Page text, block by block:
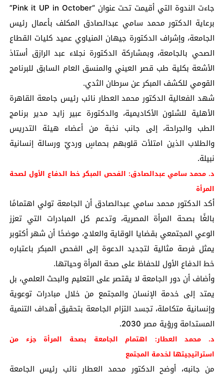
جاءت الندوة التي أقيمت تحت عنوان “Pink it UP in October”
برعاية الدكتور محمد سامي عبدالصادق المكلف بأعمال رئيس
الجامعة، وإشراف الدكتورة جيهان المنياوي عميد كليات القطاع
الصحي بالجامعة، وبمشاركة الدكتورة نجلاء عبد الرازق أستاذ
الأشعة بكلية طب قصر العيني والمنسق العام السابق للبرنامج
القومي للكشف المبكر عن سرطان الثدي.
شهد الفعالية الدكتور محمد العطار نائب رئيس جامعة القاهرة
الأهلية للشئون الأكاديمية، والدكتورة عبير زايد مدير برنامج
الطب والجراحة، إلى جانب نخبة من أعضاء هيئة التدريس
والطلاب الذين امتلأت قلوبهم بحماسٍ ورديّ ورسالة إنسانية
نبيلة.
د. محمد سامي عبدالصادق: الفحص المبكر خط الدفاع الأول لصحة
المرأة
أكد الدكتور محمد سامي عبدالصادق أن الجامعة تولي اهتمامًا
بالغًا بصحة المرأة المصرية، وتدعم كل المبادرات التي تعزز
الوعي المجتمعي بقضايا الوقاية والعلاج، موضحًا أن شهر أكتوبر
يمثل فرصة مثالية لتجديد الدعوة إلى الفحص المبكر باعتباره
خط الدفاع الأول للحفاظ على صحة المرأة وحياتها.
وأضاف أن دور الجامعة لا يقتصر على التعليم والبحث العلمي، بل
يمتد إلى خدمة الإنسان والمجتمع من خلال مبادرات توعوية
وإنسانية متكاملة، تجسد التزام الجامعة بتحقيق أهداف التنمية
المستدامة ورؤية مصر 2030.
د. محمد العطار: اهتمام الجامعة بصحة المرأة جزء من
استراتيجيتها لخدمة المجتمع
من جانبه، أوضح الدكتور محمد العطار نائب رئيس الجامعة